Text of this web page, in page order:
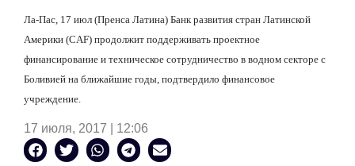
Ла-Пас, 17 июл (Пренса Латина) Банк развития стран Латинской
Америки (CAF) продолжит поддерживать проектное
финансирование и техническое сотрудничество в водном секторе с
Боливией на ближайшие годы, подтвердило финансовое
учреждение.
17 июля, 2017 | 12:06